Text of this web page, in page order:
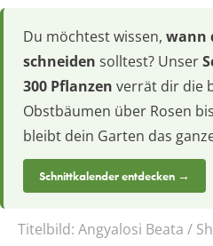
Du möchtest wissen, wann
schneiden solltest? Unser
300 Pflanzen verrät dir die
Obstbäumen über Rosen
bleibt dein Garten das
Schnittkalender entdecken →
Titelbild: Angyalosi Beata /